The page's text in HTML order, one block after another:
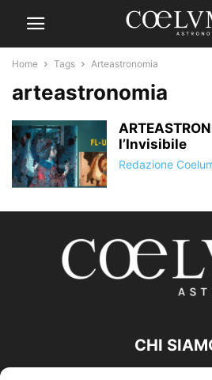
Home Tags Arteastronomia
arteastronomia
l’Invisibile
Redazione
CHI